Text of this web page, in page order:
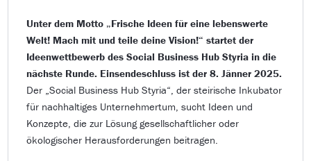
Unter dem Motto „Frische Ideen für eine lebenswerte
Welt! Mach mit und teile deine Vision!“ startet der
Ideenwettbewerb des Social Business Hub Styria in die
nächste Runde. Einsendeschluss ist der 8. Jänner 2025.
Der „Social Business Hub Styria“, der steirische Inkubator
für nachhaltiges Unternehmertum, sucht Ideen und
Konzepte, die zur Lösung gesellschaftlicher oder
ökologischer Herausforderungen beitragen.